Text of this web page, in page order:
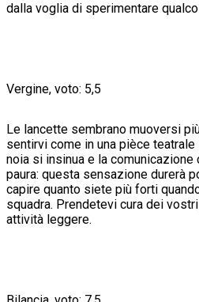
dalla voglia di sperimentare
Vergine, voto: 5,5
Le lancette sembrano muoversi
sentirvi come in una pièce teatrale
noia si insinua e la
paura: questa sensazione durerà
capire quanto siete più forti
squadra. Prendetevi cura dei
attività leggere.